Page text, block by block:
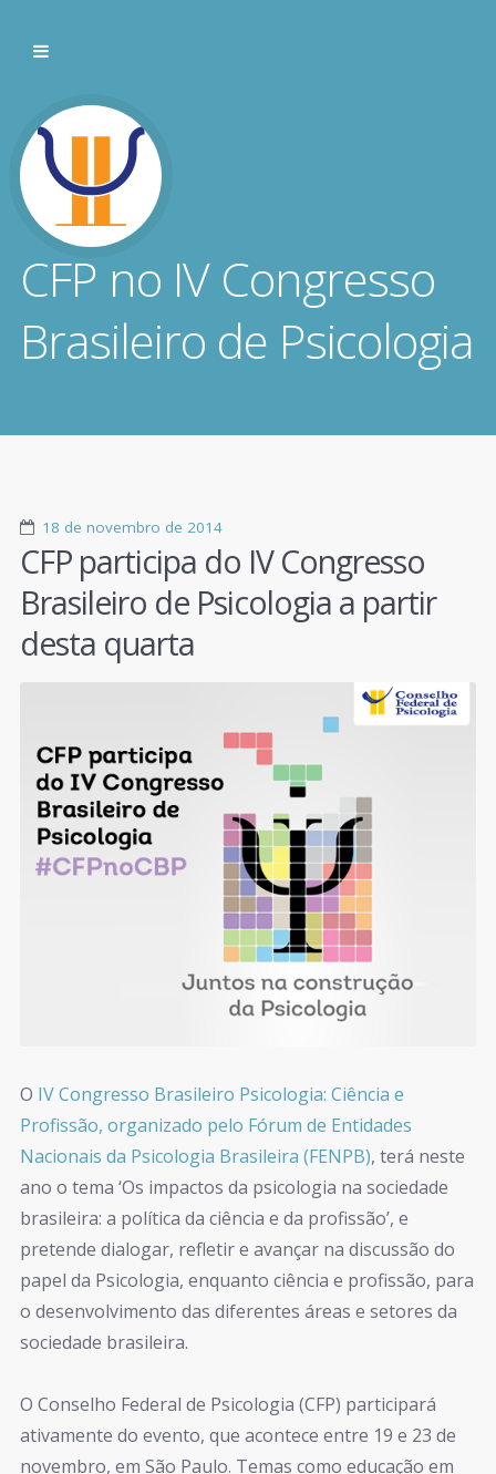
CFP no IV Congresso
Brasileiro de Psicologia
18 de novembro de 2014
CFP participa do IV Congresso
Brasileiro de Psicologia a partir
desta quarta
O IV Congresso Brasileiro Psicologia: Ciência e
Profissão, organizado pelo Fórum de Entidades
Nacionais da Psicologia Brasileira (FENPB), terá neste
ano o tema ‘Os impactos da psicologia na sociedade
brasileira: a política da ciência e da profissão’, e
pretende dialogar, refletir e avançar na discussão do
papel da Psicologia, enquanto ciência e profissão, para
o desenvolvimento das diferentes áreas e setores da
sociedade brasileira.
O Conselho Federal de Psicologia (CFP) participará
ativamente do evento, que acontece entre 19 e 23 de
novembro, em São Paulo. Temas como educação em